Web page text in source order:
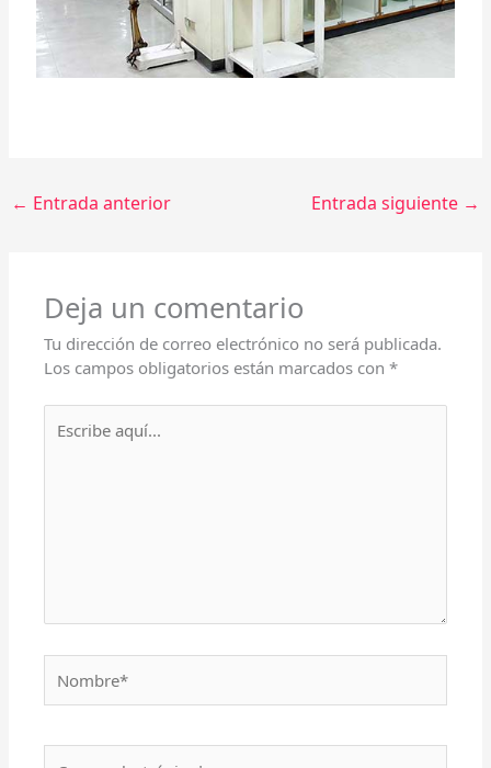
← Entrada anterior Entrada siguiente →
Deja un comentario
Tu dirección de correo electrónico no será publicada.
Los campos obligatorios están marcados con*
aquí...